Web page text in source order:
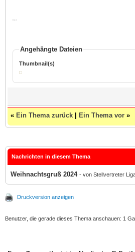
Für d
Angehängte Dateien
Thumbnail(s)
« Ein Thema zurück Ein Thema vor »
Nachrichten in diesem Thema
Weihnachtsgruß 2024 - von Stellvertreter
Druckversion anzeigen
Benutzer, die gerade dieses Thema anschauen: 1